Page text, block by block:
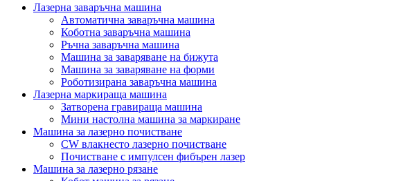
Лазерна заваръчна машина
Автоматична заваръчна машина
Коботна заваръчна машина
Ръчна заваръчна машина
Машина за заваряване на бижута
Машина за заваряване на форми
Роботизирана заваръчна машина
Лазерна маркираща машина
Затворена гравираща машина
Мини настолна машина за маркиране
Машина за лазерно почистване
CW влакнесто лазерно почистване
Почистване с импулсен фибърен лазер
Машина за лазерно рязане